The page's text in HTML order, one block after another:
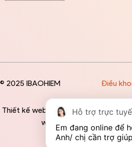
© 2025 IBAOHIEM
Thiết kế website độc quyền bởi
website đều mang tính
Điều
Hỗ trợ trực
Em đang online để
Anh/ chị cần trợ